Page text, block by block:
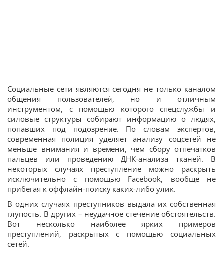
Социальные сети являются сегодня не только каналом
общения пользователей, но и отличным
инструментом, с помощью которого спецслужбы и
силовые структуры собирают информацию о людях,
попавших под подозрение. По словам экспертов,
современная полиция уделяет анализу соцсетей не
меньше внимания и времени, чем сбору отпечатков
пальцев или проведению ДНК-анализа тканей. В
некоторых случаях преступление можно раскрыть
исключительно с помощью Facebook, вообще не
прибегая к оффлайн-поиску каких-либо улик.
В одних случаях преступников выдала их собственная
глупость. В других – неудачное стечение обстоятельств.
Вот несколько наиболее ярких примеров
преступлений, раскрытых с помощью социальных
сетей.